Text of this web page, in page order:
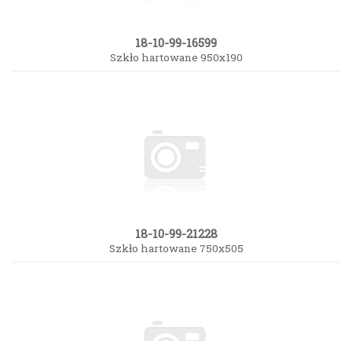
18-10-99-16599
Szkło hartowane 950x190
18-10-99-21228
Szkło hartowane 750x505